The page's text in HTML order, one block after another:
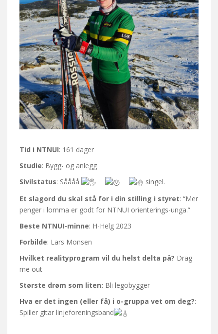
Tid i NTNUI: 161 dager
Studie: Bygg- og anlegg
Sivilstatus: Såååå
singel.
Et slagord du skal stå for i din stilling i styret: “Mer
penger i lomma er godt for NTNUI orienterings-unga.”
Beste NTNUI-minne: H-Helg 2023
Forbilde: Lars Monsen
Hvilket realityprogram vil du helst delta på? Drag
me out
Største drøm som liten: Bli legobygger
Hva er det ingen (eller få) i o-gruppa vet om deg?:
Spiller gitar linjeforeningsband